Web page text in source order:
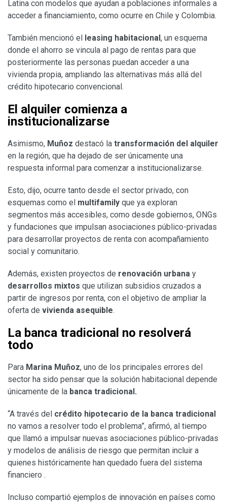
Latina con modelos que ayudan a poblaciones informales a
acceder a financiamiento, como ocurre en Chile y Colombia.
También mencionó el leasing habitacional, un esquema
donde el ahorro se vincula al pago de rentas para que
posteriormente las personas puedan acceder a una
vivienda propia, ampliando las alternativas más allá del
crédito hipotecario convencional.
El alquiler comienza a
institucionalizarse
Asimismo, Muñoz destacó la transformación del alquiler
en la región, que ha dejado de ser únicamente una
respuesta informal para comenzar a institucionalizarse.
Esto, dijo, ocurre tanto desde el sector privado, con
esquemas como el multifamily que ya exploran
segmentos más accesibles, como desde gobiernos, ONGs
y fundaciones que impulsan asociaciones público-privadas
para desarrollar proyectos de renta con acompañamiento
social y comunitario.
Además, existen proyectos de renovación urbana y
desarrollos mixtos que utilizan subsidios cruzados a
partir de ingresos por renta, con el objetivo de ampliar la
oferta de vivienda asequible.
La banca tradicional no resolverá
todo
Para Marina Muñoz, uno de los principales errores del
sector ha sido pensar que la solución habitacional depende
únicamente de la banca tradicional.
“A través del crédito hipotecario de la banca tradicional
no vamos a resolver todo el problema”, afirmó, al tiempo
que llamó a impulsar nuevas asociaciones público-privadas
y modelos de análisis de riesgo que permitan incluir a
quienes históricamente han quedado fuera del sistema
financiero .
Incluso compartió ejemplos de innovación en países como